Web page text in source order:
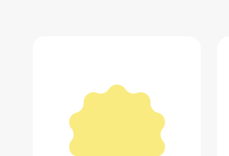
Сумка мессенджер Leya.me